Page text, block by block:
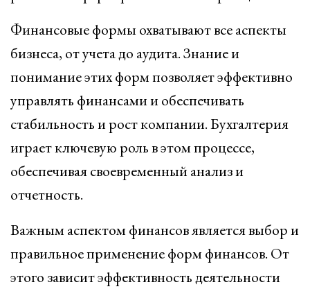
Финансовые формы охватывают все аспекты
бизнеса, от учета до аудита. Знание и
понимание этих форм позволяет эффективно
управлять финансами и обеспечивать
стабильность и рост компании. Бухгалтерия
играет ключевую роль в этом процессе,
обеспечивая своевременный анализ и
отчетность.
Важным аспектом финансов является выбор и
правильное применение форм финансов. От
этого зависит эффективность деятельности